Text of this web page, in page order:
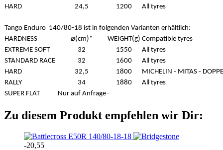
HARD
24,5 1200 All tyres
Tango Enduro 140/80-18 ist in folgenden Varianten erhältlich:
HARDNESS
⌀(cm)* WEIGHT(g) Compatible tyres
EXTREME SOFT
32 1550
All tyres
STANDARD RACE
32 1600
All tyres
HARD
32,5 1800
MICHELIN - MITAS -
RALLY
34 1880
All tyres
SUPER FLAT
Nur auf Anfrage-
Zu diesem Produkt empfehlen wir Dir:
-20,55